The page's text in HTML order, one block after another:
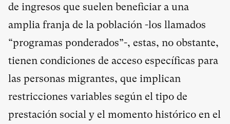
de ingresos que suelen beneficiar a una
amplia franja de la población -los llamados
“programas ponderados”-, estas, no obstante,
tienen condiciones de acceso específicas para
las personas migrantes, que implican
restricciones variables según el tipo de
prestación social y el momento histórico en el